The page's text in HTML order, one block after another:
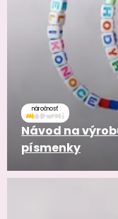
náročnosť
Návod na
písmenky